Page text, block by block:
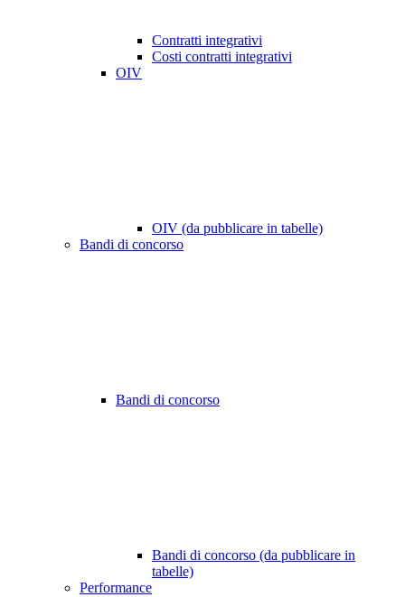
Contratti integrativi
Costi contratti integrativi
OIV
OIV (da pubblicare in tabelle)
Bandi di concorso
Bandi di concorso
Bandi di concorso (da pubblicare in
tabelle)
Performance